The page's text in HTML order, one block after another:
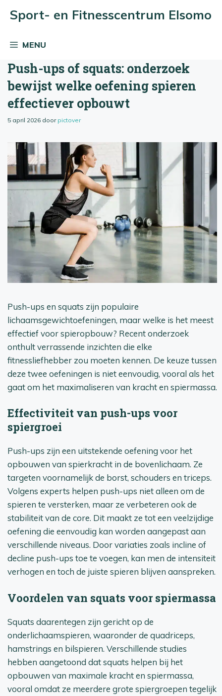
naar
inhoud
Sport- en Fitnesscentrum Elsomo
MENU
Push-ups of squats: onderzoek
bewijst welke oefening spieren
effectiever opbouwt
5 april 2026 door pictover
Push-ups en squats zijn populaire
lichaamsgewichtoefeningen, maar welke is het meest
effectief voor spieropbouw? Recent onderzoek
onthult verrassende inzichten die elke
fitnessliefhebber zou moeten kennen. De keuze tussen
deze twee oefeningen is niet eenvoudig, vooral als het
gaat om het maximaliseren van kracht en spiermassa.
Effectiviteit van push-ups voor
spiergroei
Push-ups zijn een uitstekende oefening voor het
opbouwen van spierkracht in de bovenlichaam. Ze
targeten voornamelijk de borst, schouders en triceps.
Volgens experts helpen push-ups niet alleen om de
spieren te versterken, maar ze verbeteren ook de
stabiliteit van de core. Dit maakt ze tot een veelzijdige
oefening die eenvoudig kan worden aangepast aan
verschillende niveaus. Door variaties zoals incline of
decline push-ups toe te voegen, kan men de intensiteit
verhogen en toch de juiste spieren blijven aanspreken.
Voordelen van squats voor spiermassa
Squats daarentegen zijn gericht op de
onderlichaamspieren, waaronder de quadriceps,
hamstrings en bilspieren. Verschillende studies
hebben aangetoond dat squats helpen bij het
opbouwen van maximale kracht en spiermassa,
vooral omdat ze meerdere grote spiergroepen tegelijk